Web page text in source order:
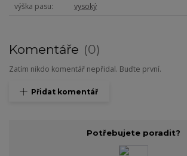
výška pasu vysoký
Komentáře 0
Zatím nikdo komentář nepřidal. Buďte první.
Přidat komentář
Potřebujete poradit?